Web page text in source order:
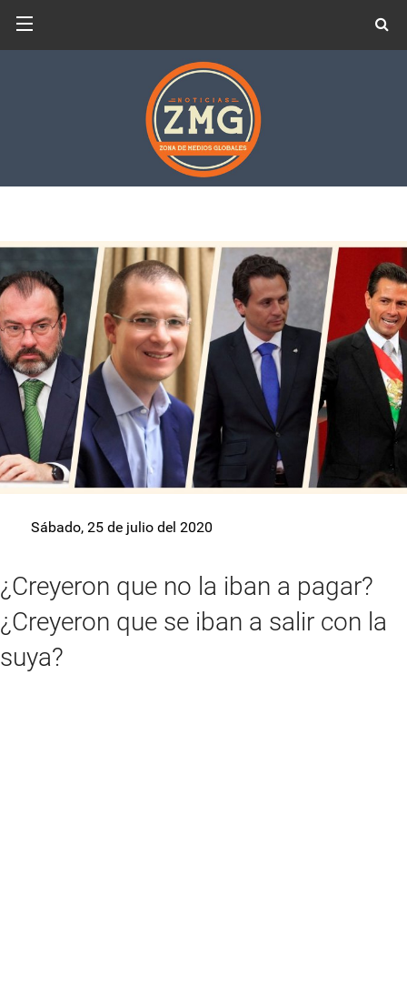
Sábado, 25 de julio del 2020
¿Creyeron que no la iban a pagar?
¿Creyeron que se iban a salir con la
suya?